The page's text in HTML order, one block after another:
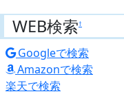
WEB検索†
Googleで検索
Amazonで検索
楽天で検索